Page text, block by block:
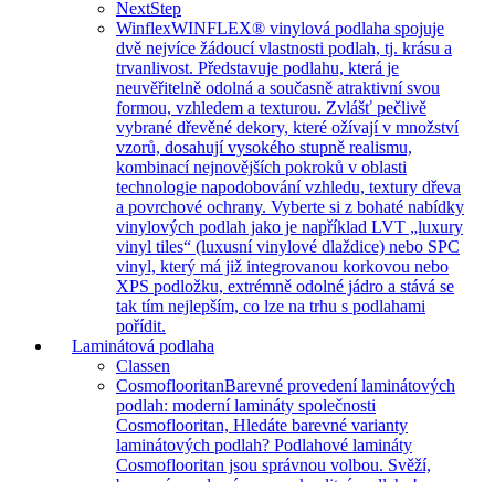
NextStep
WinflexWINFLEX® vinylová podlaha spojuje
dvě nejvíce žádoucí vlastnosti podlah, tj. krásu a
trvanlivost. Představuje podlahu, která je
neuvěřitelně odolná a současně atraktivní svou
formou, vzhledem a texturou. Zvlášť pečlivě
vybrané dřevěné dekory, které ožívají v množství
vzorů, dosahují vysokého stupně realismu,
kombinací nejnovějších pokroků v oblasti
technologie napodobování vzhledu, textury dřeva
a povrchové ochrany. Vyberte si z bohaté nabídky
vinylových podlah jako je například LVT „luxury
vinyl tiles“ (luxusní vinylové dlaždice) nebo SPC
vinyl, který má již integrovanou korkovou nebo
XPS podložku, extrémně odolné jádro a stává se
tak tím nejlepším, co lze na trhu s podlahami
pořídit.
Laminátová podlaha
Classen
CosmoflooritanBarevné provedení laminátových
podlah: moderní lamináty společnosti
Cosmoflooritan, Hledáte barevné varianty
laminátových podlah? Podlahové lamináty
Cosmoflooritan jsou správnou volbou. Svěží,